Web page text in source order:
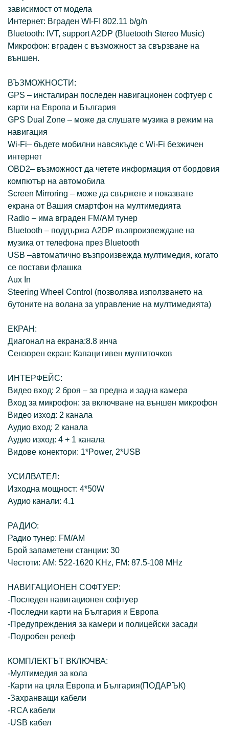
зависимост от модела
Интернет: Вграден WI-FI 802.11 b/g/n
Bluetooth: IVT, support A2DP (Bluetooth Stereo Music)
Микрофон: вграден с възможност за свързване на
външен.
ВЪЗМОЖНОСТИ:
GPS – инсталиран последен навигационен софтуер с
карти на Европа и България
GPS Dual Zone – може да слушате музика в режим на
навигация
Wi-Fi– бъдете мобилни навсякъде с Wi-Fi безжичен
интернет
OBD2– възможност да четете информация от бордовия
компютър на автомобила
Screen Mirroring – може да свържете и показвате
екрана от Вашия смартфон на мултимедията
Radio – има вграден FM/AM тунер
Bluetooth – поддържа A2DP възпроизвеждане на
музика от телефона през Bluetooth
USB –автоматично възпроизвежда мултимедия, когато
се постави флашка
Aux In
Steering Wheel Control (позволява използването на
бутоните на волана за управление на мултимедията)
ЕКРАН:
Диагонал на екрана:8.8 инча
Сензорен екран: Капацитивен мултиточков
ИНТЕРФЕЙС:
Видео вход: 2 броя – за предна и задна камера
Вход за микрофон: за включване на външен микрофон
Видео изход: 2 канала
Аудио вход: 2 канала
Аудио изход: 4 + 1 канала
Видове конектори: 1*Power, 2*USB
УСИЛВАТЕЛ:
Изходна мощност: 4*50W
Аудио канали: 4.1
РАДИО:
Радио тунер: FM/AM
Брой запаметени станции: 30
Честоти: AM: 522-1620 KHz, FM: 87.5-108 MHz
НАВИГАЦИОНЕН СОФТУЕР:
-Последен навигационен софтуер
-Последни карти на България и Европа
-Предупреждения за камери и полицейски засади
-Подробен релеф
КОМПЛЕКТЪТ ВКЛЮЧВА:
-Мултимедия за кола
-Карти на цяла Европа и България(ПОДАРЪК)
-Захранващи кабели
-RCA кабели
-USB кабел